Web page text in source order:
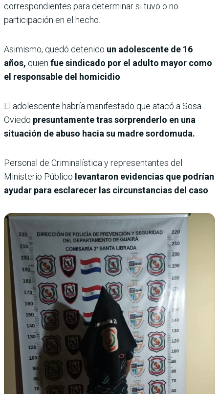
correspondientes para determinar si tuvo o no
participación en el hecho.
Asimismo, quedó detenido un adolescente de 16
años, quien fue sindicado por el adulto mayor como
el responsable del homicidio
El adolescente habría manifestado que atacó a Sosa
Oviedo presuntamente tras sorprenderlo en una
situación de abuso hacia su madre sordomuda.
Personal de Criminalística y representantes del
Ministerio Público levantaron evidencias que podrían
ayudar para esclarecer las circunstancias del caso